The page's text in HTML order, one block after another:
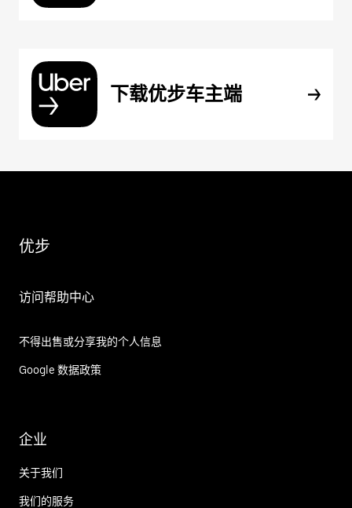
下载优步车主端
优步
访问帮助中心
不得出售或分享我的个人信息
Google 数据政策
企业
关于我们
我们的服务